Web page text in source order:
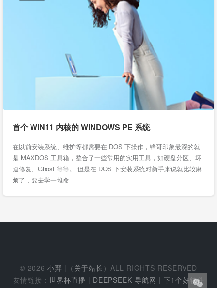
首个 WIN11 内核的 WINDOWS PE 系统
在以前安装系统、维护等都需要在 DOS 下操作，锋哥印象最深的就
是 MAXDOS 工具箱，整合了一些常用的实用工具，如硬盘分区、坏
道修复、Ghost 等等。 但是在 DOS 下安装系统对新手来说就比较麻
烦了，要去学一堆命…
© 2026 小羿 |（ 关于站长 ）ALL RIGHTS RESERVED
友情链接： 世界杯直播 | DEEPSEEK 导航网 | 下1个好软件